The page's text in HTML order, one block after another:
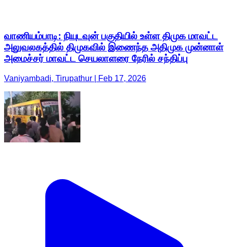
வாணியம்பாடி: நியுடவுன் பகுதியில் உள்ள திமுக மாவட்ட
அலுவலகத்தில் திமுகவில் இணைந்த அதிமுக முன்னாள்
அமைச்சர் மாவட்ட செயலாளரை நேரில் சந்திப்பு
Vaniyambadi, Tirupathur | Feb 17, 2026